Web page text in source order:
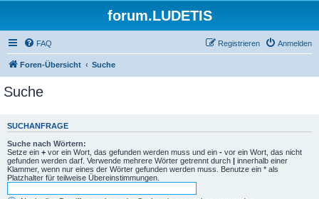
forum.LUDETIS
FAQ Anmelden
Registrieren
Foren-Übersicht Suche
Suche
SUCHANFRAGE
Suche nach Wörtern:
Setze ein + vor ein Wort, das gefunden werden muss und ein - vor ein Wort, das nicht
gefunden werden darf. Verwende mehrere Wörter getrennt durch | innerhalb einer
Klammer, wenn nur eines der Wörter gefunden werden muss. Benutze ein * als
Platzhalter für teilweise Übereinstimmungen.